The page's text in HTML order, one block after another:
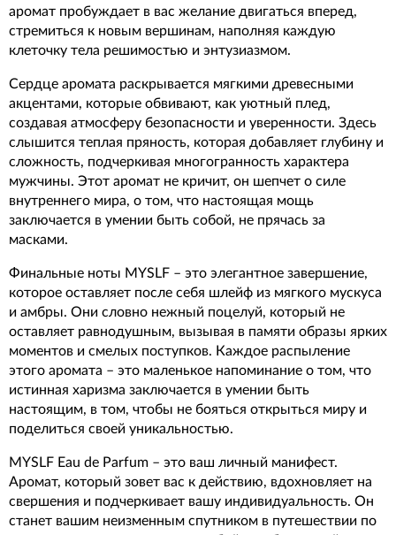
аромат пробуждает в вас желание двигаться вперед,
стремиться к новым вершинам, наполняя каждую
клеточку тела решимостью и энтузиазмом.
Сердце аромата раскрывается мягкими древесными
акцентами, которые обвивают, как уютный плед,
создавая атмосферу безопасности и уверенности. Здесь
слышится теплая пряность, которая добавляет глубину и
сложность, подчеркивая многогранность характера
мужчины. Этот аромат не кричит, он шепчет о силе
внутреннего мира, о том, что настоящая мощь
заключается в умении быть собой, не прячась за
масками.
Финальные ноты MYSLF – это элегантное завершение,
которое оставляет после себя шлейф из мягкого мускуса
и амбры. Они словно нежный поцелуй, который не
оставляет равнодушным, вызывая в памяти образы ярких
моментов и смелых поступков. Каждое распыление
этого аромата – это маленькое напоминание о том, что
истинная харизма заключается в умении быть
настоящим, в том, чтобы не бояться открыться миру и
поделиться своей уникальностью.
MYSLF Eau de Parfum – это ваш личный манифест.
Аромат, который зовет вас к действию, вдохновляет на
свершения и подчеркивает вашу индивидуальность. Он
станет вашим неизменным спутником в путешествии по